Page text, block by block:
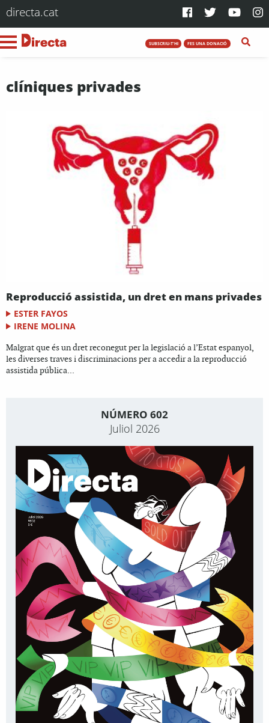
directa.cat
SUBSCRIU-T'HI FES UNA DONACIÓ
clíniques privades
Reproducció assistida, un dret en mans privades
ESTER FAYOS
IRENE MOLINA
Malgrat que és un dret reconegut per la legislació a l’Estat espanyol,
les diverses traves i discriminacions per a accedir a la reproducció
assistida pública...
NÚMERO 602
Juliol 2026